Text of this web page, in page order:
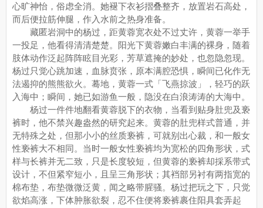
心旷神怡，俗虑全消。她褪下衣衫摺叠整齐，放置岩石高处，
而后便拉筋伸腿，作入水前之热身准备。
藏匿岩洞中的杨过，距黄蓉宽衣处不过丈许，黄蓉一举手
一投足，他看得清清楚楚。阳光下黄蓉嫩白丰满的裸身，随着
肢体动作泛起阵阵眩目光彩，芳草遮掩的妙处，也忽隐忽现。
杨过只觉心跳加速，血脉贲张，原本满腔恐惧，瞬间已化作无
法遏抑的熊熊欲火。蓦地，黄蓉一式「飞燕掠波」，轻巧的跃
入海中；瞬间，她已如游鱼一般，隐没在白浪涛涛的大海中。
杨过一件件地翻看黄蓉脱下的衣物，当看到贴身肚兜及亵
裤时，他不禁兴趣盎然的研究起来。黄蓉的肚兜样式普通，并
无特殊之处，但那小小的丝质亵裤，可就别出心裁，和一般女
性亵裤大不相同。当时一般女性亵裤均为宽松的四角形状，式
样与长裤并无二致，只是长度较短，但黄蓉的亵裤却採系带式
设计，不但紧窄短小，且呈三角形状；其裆部另衬有两指宽的
棉布垫，布垫微微泛黄，闻之略带腥骚。杨过把玩之下，只觉
欲焰高涨，下体肿胀欲裂，忍不住便将亵裤裹住阳具套弄起